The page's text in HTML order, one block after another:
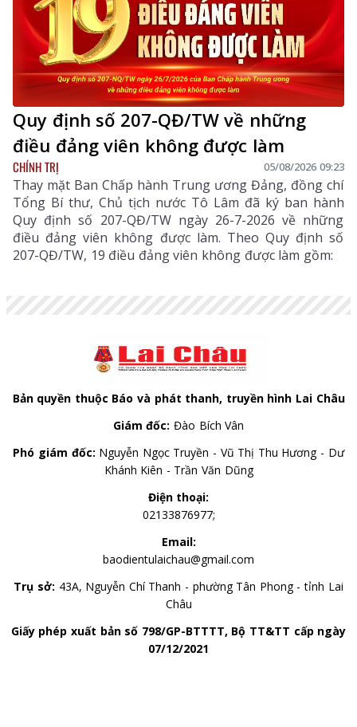
Quy định số 207-QĐ/TW về những
điều đảng viên không được làm
CHÍNH TRỊ 05/08/2026 09:23
Thay mặt Ban Chấp hành Trung ương Đảng, đồng chí
Tổng Bí thư, Chủ tịch nước Tô Lâm đã ký ban hành
Quy định số 207-QĐ/TW ngày 26-7-2026 về những
điều đảng viên không được làm. Theo Quy định số
207-QĐ/TW, 19 điều đảng viên không được làm gồm:
Bản quyền thuộc Báo và phát thanh, truyền hình Lai Châu
Giám đốc: Đào Bích Vân
Phó giám đốc: Nguyễn Ngọc Truyền - Vũ Thị Thu Hương - Dư
Khánh Kiên - Trần Văn Dũng
Điện thoại:
02133876977;
Email:
baodientulaichau@gmail.com
Trụ sở: 43A, Nguyễn Chí Thanh - phường Tân Phong - tỉnh Lai
Châu
Giấy phép xuất bản số 798/GP-BTTTT, Bộ TT&TT cấp ngày
07/12/2021